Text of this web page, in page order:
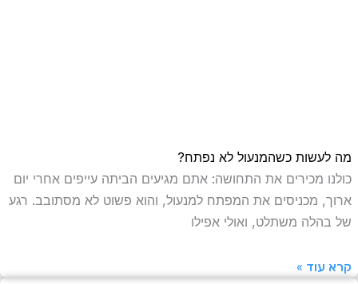
לעשות כשהמנעול לא נפתח?
מכירים את התחושה: אתם מגיעים הביתה עייפים אחרי יום
מכניסים את המפתח למנעול, והוא פשוט לא מסתובב. רגע
בהלה משתלט, ואולי אפילו
עוד »